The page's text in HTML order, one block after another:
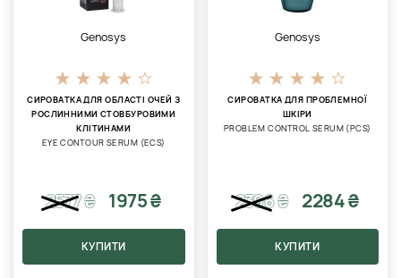
Genosys
СИРОВАТКА ДЛЯ ОБЛАСТІ ОЧЕЙ З
РОСЛИННИМИ СТОВБУРОВИМИ
КЛІТИНАМИ
EYE CONTOUR SERUM (ECS)
2577₴ 1975 ₴
КУПИТИ
Genosys
СИРОВАТКА ДЛЯ ПРОБЛЕМНОЇ
ШКІРИ
PROBLEM CONTROL SERUM (PCS)
2396₴ 2284 ₴
КУПИТИ